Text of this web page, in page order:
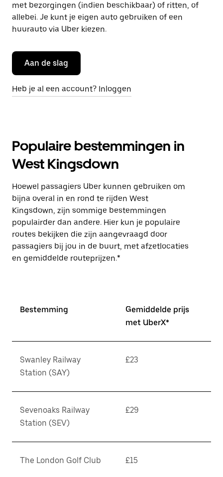
met bezorgingen (indien beschikbaar) of ritten, of
allebei. Je kunt je eigen auto gebruiken of een
huurauto via Uber kiezen.
Aan de slag
Heb je al een account? Inloggen
Populaire bestemmingen in
West Kingsdown
Hoewel passagiers Uber kunnen gebruiken om
bijna overal in en rond te rijden West
Kingsdown, zijn sommige bestemmingen
populairder dan andere. Hier kun je populaire
routes bekijken die zijn aangevraagd door
passagiers bij jou in de buurt, met afzetlocaties
en gemiddelde routeprijzen.*
Bestemming
Gemiddelde prijs
met UberX*
Swanley Railway
Station (SAY)
£23
Sevenoaks Railway
Station (SEV)
£29
The London Golf Club £15